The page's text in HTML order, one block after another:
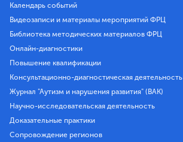
Календарь событий
Видеозаписи и материалы мероприятий ФРЦ
Библиотека методических материалов ФРЦ
Онлайн-диагностики
Повышение квалификации
Консультационно-диагностическая деятельность
Журнал "Аутизм и нарушения развития" (ВАК)
Научно-исследовательская деятельность
Доказательные практики
Сопровождение регионов